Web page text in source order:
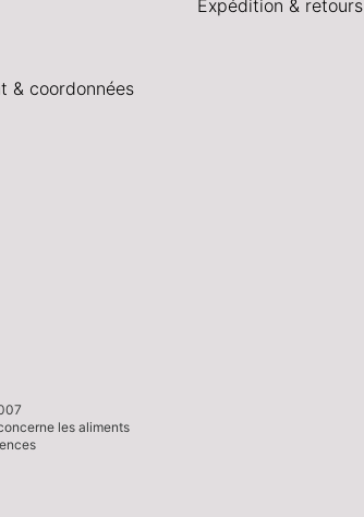
& coordonnées
Expédition & retours
les aliments